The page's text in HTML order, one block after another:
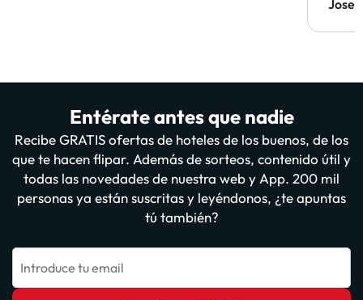
Jose
Entérate antes que nadie
Recibe GRATIS ofertas de hoteles de los buenos, de los
que te hacen flipar. Además de sorteos, contenido útil y
todas las novedades de nuestra web y App. 200 mil
personas ya están suscritas y leyéndonos, ¿te apuntas
tú también?
Introduce tu email